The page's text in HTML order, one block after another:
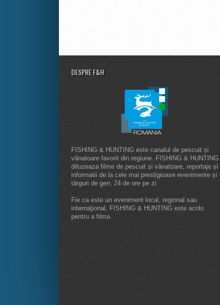
DESPRE F&H
FISHING & HUNTING este canalul de pescuit și
vânatoare favorit din regiune. FISHING & HUNTING
difuzeaza filme de pescuit și vânatoare, reportaje și
informatii de la cele mai prestigioase evenimente și
târguri de gen, 24 de ore pe zi.
Fie ca este un eveniment local, regional sau
internaţional, FISHING & HUNTING este acolo
pentru a filma.